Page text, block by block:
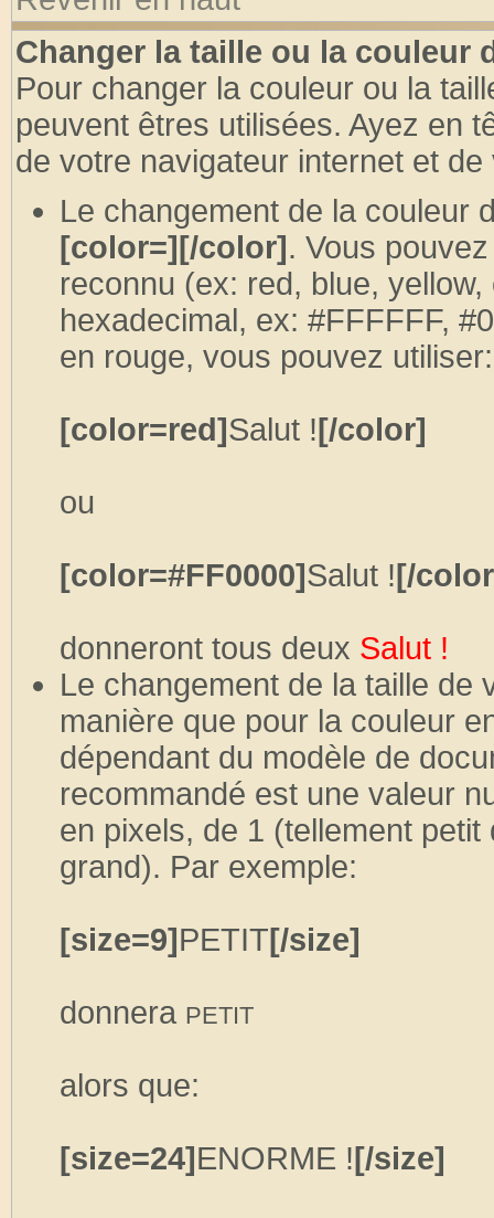
Changer la taille ou la couleur
Pour changer la couleur ou la
peuvent êtres utilisées. Ayez en
de votre navigateur internet et
Le changement de la couleur
[color=][/color]. Vous
reconnu (ex: red, blue,
hexadecimal, ex: #FFFFFF,
en rouge, vous pouvez utiliser:
[color=red]Salut ![/color]
ou
[color=#FF0000]Salut ![/
donneront tous deux Salut !
Le changement de la taille de
manière que pour la couleur
dépendant du modèle de
recommandé est une valeur
en pixels, de 1 (tellement
grand). Par exemple:
[size=9]PETIT[/size]
donnera PETIT
alors que:
[size=24]ENORME ![/size]